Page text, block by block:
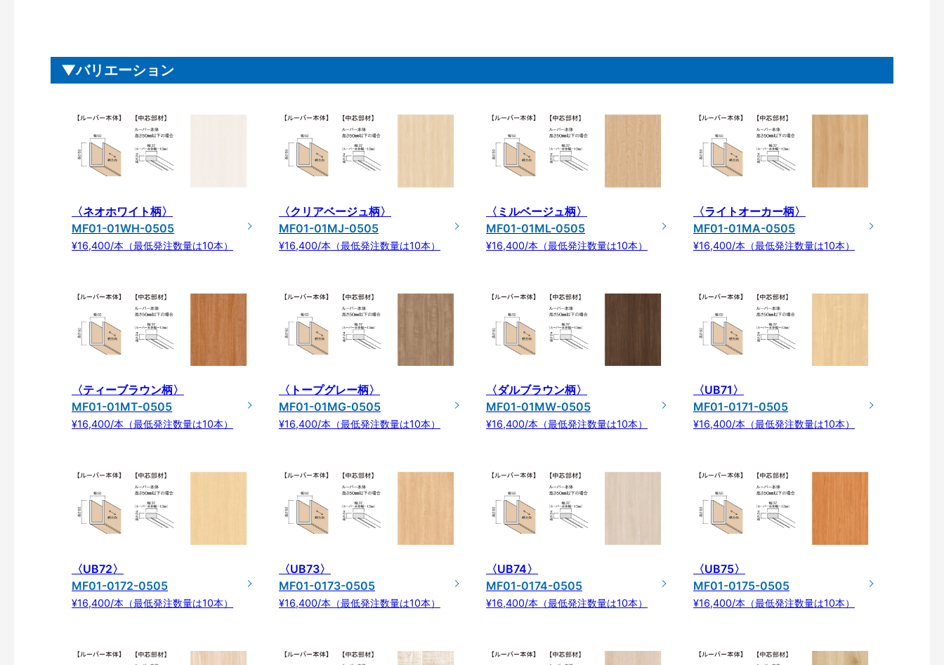
バリエーション
〈ネオホワイト柄〉
MF01-01WH-0505
¥16,400/本（最低発注数量は10本）
〈クリアベージュ柄〉
MF01-01MJ-0505
¥16,400/本（最低発注数量は10本）
〈ミルベージュ柄〉
MF01-01ML-0505
¥16,400/本（最低発注数量は10本）
〈ライトオーカー柄〉
MF01-01MA-0505
¥16,400/本（最低発注数量は10本）
〈ティーブラウン柄〉
MF01-01MT-0505
¥16,400/本（最低発注数量は10本）
〈トープグレー柄〉
MF01-01MG-0505
¥16,400/本（最低発注数量は10本）
〈ダルブラウン柄〉
MF01-01MW-0505
¥16,400/本（最低発注数量は10本）
〈UB71〉
MF01-0171-0505
¥16,400/本（最低発注数量は10本）
〈UB72〉
MF01-0172-0505
¥16,400/本（最低発注数量は10本）
〈UB73〉
MF01-0173-0505
¥16,400/本（最低発注数量は10本）
〈UB74〉
MF01-0174-0505
¥16,400/本（最低発注数量は10本）
〈UB75〉
MF01-0175-0505
¥16,400/本（最低発注数量は10本）